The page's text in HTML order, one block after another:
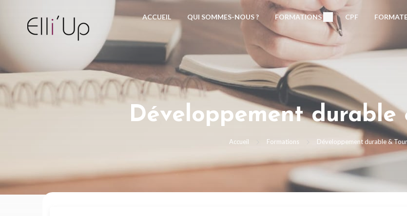
ACCUEIL QUI SOMMES-NOUS ? FORMATIONS CPF
Développement durable
Accueil Formations Développement durable &